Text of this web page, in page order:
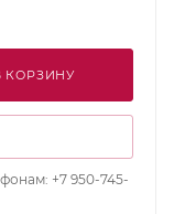
КОРЗИНУ
+7 950-745-